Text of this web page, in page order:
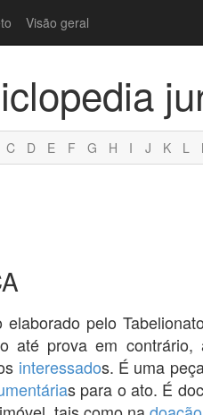
Visão geral
C D E F G H I J K L
elaborado pelo
até prova em
interessados. É uma
s para o ato. É